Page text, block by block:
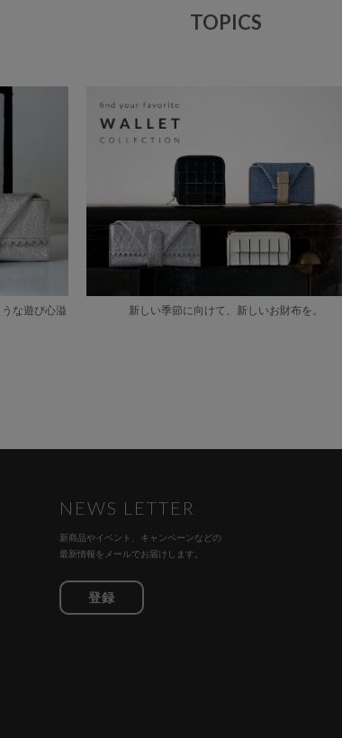
TOPICS
な遊び心溢
新しい季節に向けて、新しいお財布を。
NEWS LETTER
新商品やイベント、キャンペーンなどの
最新情報をメールでお届けします。
登録